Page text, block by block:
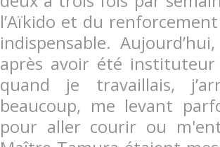
l’Aïkido et du
indispensable.
après avoir été
quand je travaillais,
beaucoup, me levant
pour aller courir ou